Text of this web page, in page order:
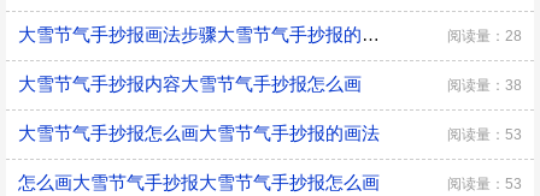
大雪节气手抄报画法步骤大雪节气手抄报的画法 阅读量：28
大雪节气手抄报内容大雪节气手抄报怎么画 阅读量：38
大雪节气手抄报怎么画大雪节气手抄报的画法 阅读量：53
怎么画大雪节气手抄报大雪节气手抄报怎么画 阅读量：53